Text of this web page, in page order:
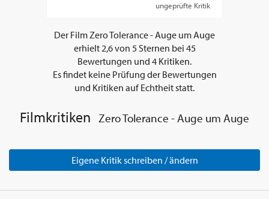
ungeprüfte Kritik
Der FilmZero Tolerance - Auge um Auge
erhielt2,6von 5Sternen bei 45
Bewertungen und 4 Kritiken.
Es findet keine Prüfung der Bewertungen
und Kritiken auf Echtheit statt.
Filmkritiken Zero Tolerance - Auge um Auge
Eigene Kritik schreiben / ändern